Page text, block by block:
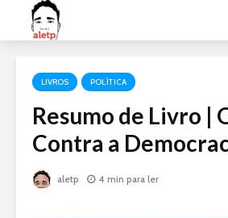
LIVROS POLÍTICA
Resumo de Livro |
Contra a
aletp 4 min para ler